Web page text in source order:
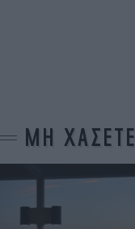
ΜΗ ΧΑΣΕΤΕ